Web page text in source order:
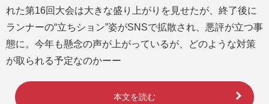
れた第16回大会は大きな盛り上がりを見せたが、終了後に
ランナーの“立ちション”姿がSNSで拡散され、悪評が立つ事
態に。今年も懸念の声が上がっているが、どのような対策
が取られる予定なのかーー
本文を読む